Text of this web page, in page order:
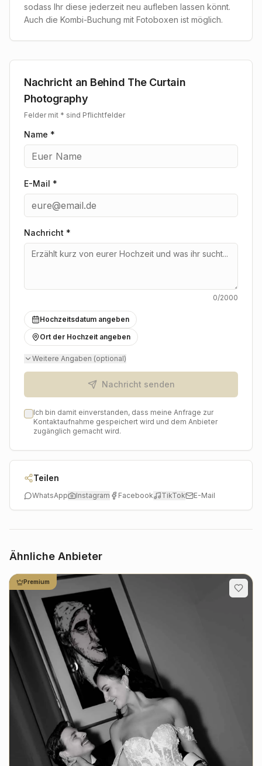
sodass Ihr diese jederzeit neu aufleben lassen könnt.
Auch die Kombi-Buchung mit Fotoboxen ist möglich.
Nachricht an Behind The Curtain
Photography
Felder mit * sind Pflichtfelder
Name *
E-Mail *
Nachricht *
0/2000
Hochzeitsdatum angeben
Ort der Hochzeit angeben
Weitere Angaben (optional)
Nachricht senden
Ich bin damit einverstanden, dass meine Anfrage zur
Kontaktaufnahme gespeichert wird und dem Anbieter
zugänglich gemacht wird.
Teilen
WhatsApp Instagram Facebook TikTok E-Mail
Ähnliche Anbieter
Premium